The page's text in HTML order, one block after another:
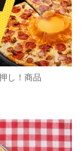
し！商品